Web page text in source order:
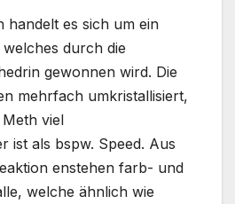
handelt es sich um ein
durch die
gewonnen wird. Die
mehrfach umkristallisiert,
viel
ist als bspw. Speed. Aus
enstehen farb- und
welche ähnlich wie